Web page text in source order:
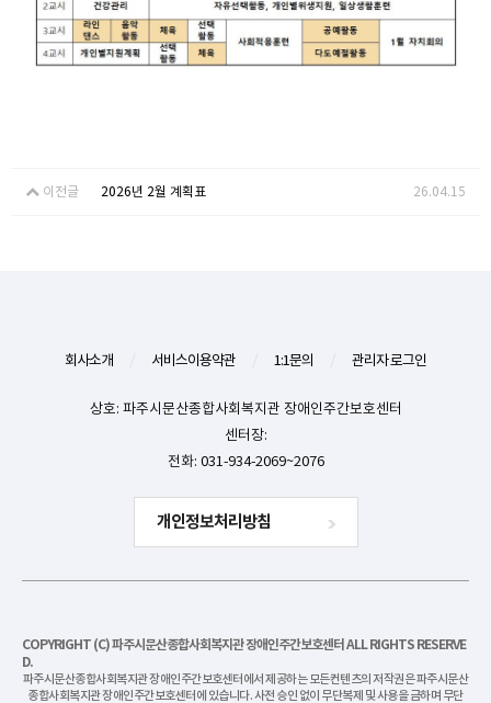
이전글 2026년 2월 계획표 26.04.15
회사소개 서비스이용약관 1:1문의 관리자 로그인
상호: 파주시문산종합사회복지관 장애인주간보호센터
센터장:
전화: 031-934-2069~2076
개인정보처리방침
COPYRIGHT (C) 파주시문산종합사회복지관 장애인주간보호센터 ALL RIGHTS RESERVE
D.
파주시문산종합사회복지관 장애인주간보호센터에서 제공하는 모든컨텐츠의 저작권은 파주시문산
종합사회복지관 장애인주간보호센터에 있습니다. 사전 승인 없이 무단복제 및 사용을 금하며 무단